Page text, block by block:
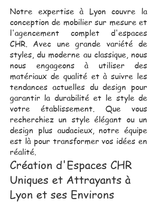
Notre expertise à Lyon couvre la
conception de mobilier sur mesure et
l'agencement complet d'espaces
CHR. Avec une grande variété de
styles, du moderne au classique, nous
nous engageons à utiliser des
matériaux de qualité et à suivre les
tendances actuelles du design pour
garantir la durabilité et le style de
votre établissement. Que vous
recherchiez un style élégant ou un
design plus audacieux, notre équipe
est là pour transformer vos idées en
réalité.
Création d'Espaces CHR
Uniques et Attrayants à
Lyon et ses Environs